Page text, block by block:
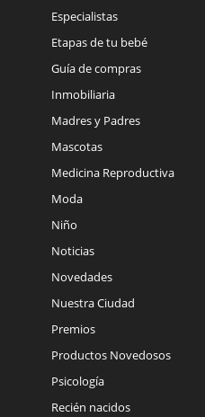
Especialistas
Etapas de tu bebé
Guía de compras
Inmobiliaria
Madres y Padres
Mascotas
Medicina Reproductiva
Moda
Niño
Noticias
Novedades
Nuestra Ciudad
Premios
Productos Novedosos
Psicología
Recién nacidos